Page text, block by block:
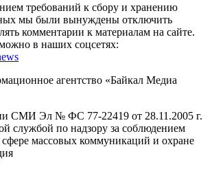
требований к сбору и хранению
мы были вынуждены отключить
комментарии к материалам на сайте.
в наших соцсетях:
агентство «Байкал Медиа
СМИ Эл № ФС 77-22419 от 28.11.2005 г.
службой по надзору за соблюдением
сфере массовых коммуникаций и охране